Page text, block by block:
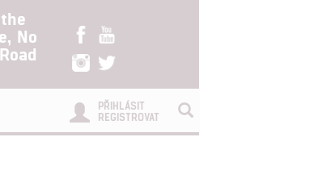
No
PŘIHLÁSIT
REGISTROVAT